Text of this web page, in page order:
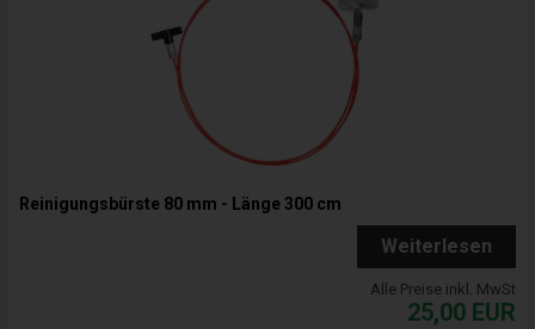
Reinigungsbürste 80 mm - Länge 300 cm
Weiterlesen
Alle Preise inkl. MwSt
25,00 EUR